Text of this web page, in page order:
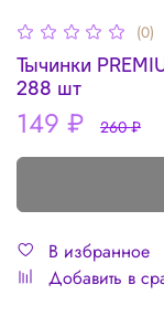
(0)
Тычинки
288 шт
149 ₽ 260 ₽
В избранное
Добавить в